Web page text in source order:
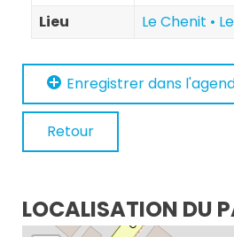
Lieu Le Chenit •
Enregistrer dans
Retour
LOCALISATION DU